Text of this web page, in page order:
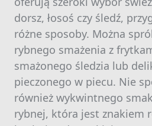
dorsz, łosoś czy śledź,
różne sposoby. Można
rybnego smażenia z
smażonego śledzia lub
pieczonego w piecu. Nie
również wykwintnego
rybnej, która jest znakiem